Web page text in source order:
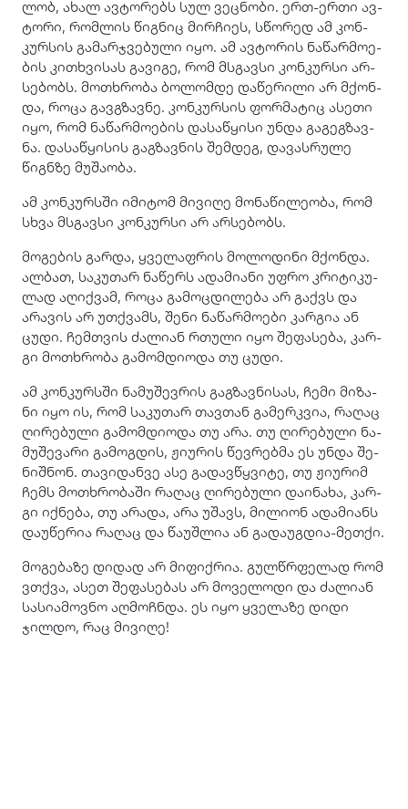
ლობ, ახალ ავ­ტო­რებს სულ ვეც­ნო­ბი. ერთ-ერთი ავ­
ტო­რი, რომ­ლის წიგ­ნიც მირ­ჩი­ეს, სწო­რედ ამ კონ­
კურ­სის გა­მარ­ჯვე­ბუ­ლი იყო. ამ ავ­ტო­რის ნა­წარ­მო­ე­
ბის კი­თხვი­სას გა­ვი­გე, რომ მსგავ­სი კონ­კურ­სი არ­
სე­ბობს. მო­თხრო­ბა ბო­ლომ­დე და­წე­რი­ლი არ მქონ­
და, როცა გავ­გზავ­ნე. კონ­კურ­სის ფორ­მა­ტიც ასე­თი
იყო, რომ ნა­წარ­მო­ე­ბის და­სა­წყი­სი უნდა გა­გეგ­ზავ­
ნა. და­სა­წყი­სის გაგ­ზავ­ნის შემ­დეგ, და­ვას­რუ­ლე
წიგნ­ზე მუ­შა­ო­ბა.
ამ კონ­კურ­სში იმი­ტომ მი­ვი­ღე მო­ნა­წი­ლე­ო­ბა, რომ
სხვა მსგავ­სი კონ­კურ­სი არ არ­სე­ბობს.
მო­გე­ბის გარ­და, ყვე­ლაფ­რის მო­ლო­დი­ნი მქონ­და.
ალ­ბათ, სა­კუ­თარ ნა­წერს ადა­მი­ა­ნი უფრო კრი­ტი­კუ­
ლად აღიქ­ვამ, როცა გა­მოც­დი­ლე­ბა არ გაქვს და
არა­ვის არ უთ­ქვამს, შენი ნა­წარ­მო­ე­ბი კარ­გია ან
ცუდი. ჩემ­თვის ძა­ლი­ან რთუ­ლი იყო შე­ფა­სე­ბა, კარ­
გი მო­თხრო­ბა გა­მომ­დი­ო­და თუ ცუდი.
ამ კონ­კურ­სში ნა­მუ­შევ­რის გაგ­ზავ­ნი­სას, ჩემი მი­ზა­
ნი იყო ის, რომ სა­კუ­თარ თავ­თან გა­მერ­კვია, რა­ღაც
ღი­რე­ბუ­ლი გა­მომ­დი­ო­და თუ არა. თუ ღი­რე­ბუ­ლი ნა­
მუ­შე­ვა­რი გა­მოგ­დის, ჟი­უ­რის წევ­რებ­მა ეს უნდა შე­
ნიშ­ნონ. თა­ვი­დან­ვე ასე გა­დავ­წყვი­ტე, თუ ჟი­უ­რიმ
ჩემს მო­თხრო­ბა­ში რა­ღაც ღი­რე­ბუ­ლი და­ი­ნა­ხა, კარ­
გი იქ­ნე­ბა, თუ არა­და, არა უშავს, მი­ლი­ონ ადა­მი­ანს
და­უ­წე­რია რა­ღაც და წა­უშ­ლია ან გა­და­უგ­დია-მეთ­ქი.
მო­გე­ბა­ზე დი­დად არ მი­ფიქ­რია. გულ­წრფე­ლად რომ
ვთქვა, ასეთ შე­ფა­სე­ბას არ მო­ვე­ლო­დი და ძა­ლი­ან
სა­სი­ა­მოვ­ნო აღ­მოჩ­ნდა. ეს იყო ყვე­ლა­ზე დიდი
ჯილ­დო, რაც მი­ვი­ღე!